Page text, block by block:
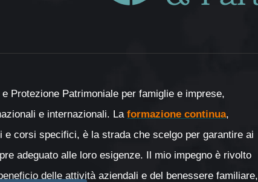
Protezione Patrimoniale per famiglie e imprese,
e internazionali. La formazione continua,
e corsi specifici, è la strada che scelgo per garantire ai
adeguato alle loro esigenze. Il mio impegno è rivolto
delle attività aziendali e del benessere familiare,